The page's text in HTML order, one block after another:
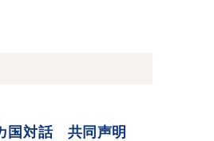
国対話 共同声明